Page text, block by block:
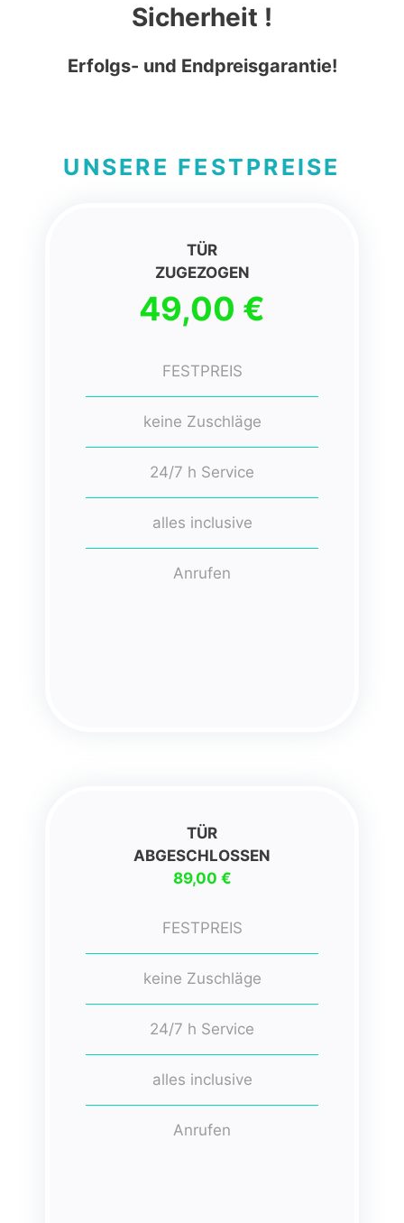
Sicherheit !
Erfolgs- und Endpreisgarantie!
UNSERE FESTPREISE
TÜR
ZUGEZOGEN
49,00 €
FESTPREIS
keine Zuschläge
24/7 h Service
alles inclusive
Anrufen
TÜR
ABGESCHLOSSEN
89,00 €
FESTPREIS
keine Zuschläge
24/7 h Service
alles inclusive
Anrufen